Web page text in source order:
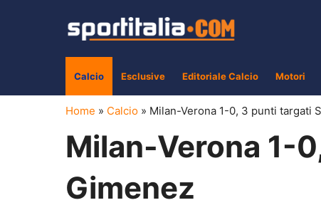
Calcio Esclusive Editoriale Calcio Motori
Home » Calcio » Milan-Verona 1-0, 3 punti targati
Milan-Verona 1-
Gimenez